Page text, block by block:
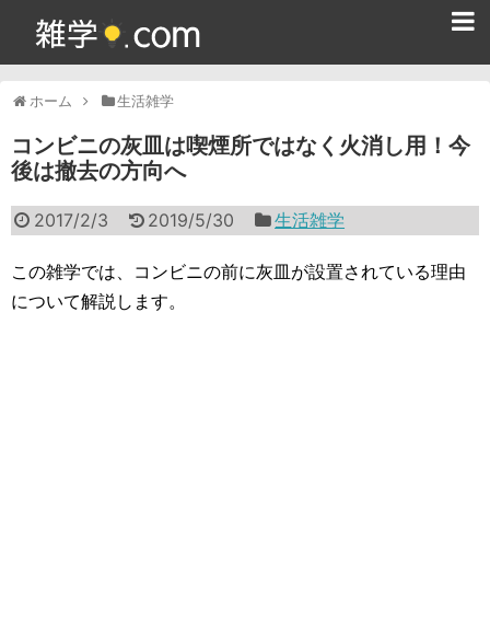
ホーム 生活雑学
コンビニの灰皿は喫煙所ではなく火消し用！今
後は撤去の方向へ
2017/2/3 2019/5/30 生活雑学
この雑学では、コンビニの前に灰皿が設置されている理由
について解説します。
365日雑学カレンダー
面白い雑学
ためになる雑学